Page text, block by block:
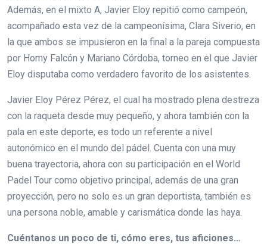
Además, en el mixto A, Javier Eloy repitió como campeón,
acompañado esta vez de la campeonísima, Clara Siverio, en
la que ambos se impusieron en la final a la pareja compuesta
por Homy Falcón y Mariano Córdoba, torneo en el que Javier
Eloy disputaba como verdadero favorito de los asistentes.
Javier Eloy Pérez Pérez, el cual ha mostrado plena destreza
con la raqueta desde muy pequeño, y ahora también con la
pala en este deporte, es todo un referente a nivel
autonómico en el mundo del pádel. Cuenta con una muy
buena trayectoria, ahora con su participación en el World
Padel Tour como objetivo principal, además de una gran
proyección, pero no solo es un gran deportista, también es
una persona noble, amable y carismática donde las haya.
Cuéntanos un poco de ti, cómo eres, tus aficiones…